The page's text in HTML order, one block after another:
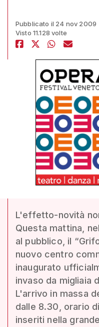
Pubblicato il 24 nov 2009
Visto 11.128 volte
L'effetto-novità
Questa mattina,
al pubblico, il
nuovo centro
inaugurato
invaso da migliaia
L'arrivo in massa
dalle 8.30, orario
inseriti nella